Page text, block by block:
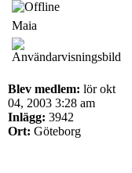
Maia
Blev medlem: lör okt
04, 2003 3:28 am
Inlägg: 3942
Ort: Göteborg